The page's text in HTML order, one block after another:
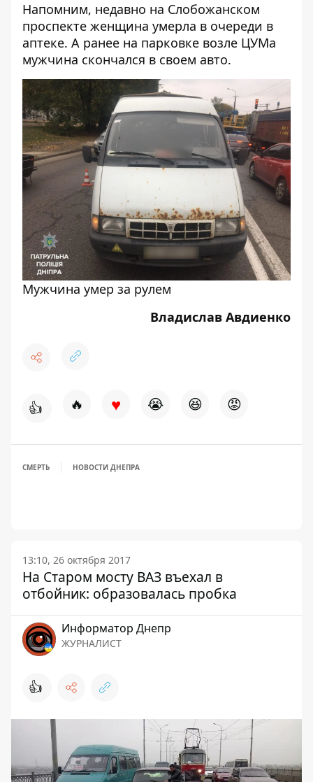
Напомним, недавно на Слобожанском
проспекте женщина умерла в очереди в
аптеке. А ранее на парковке возле ЦУМа
мужчина скончался в своем авто.
Мужчина умер за рулем
Владислав Авдиенко
👍 🔥 ♥ 😭 😆 😡
СМЕРТЬ НОВОСТИ ДНЕПРА
13:10, 26 октября 2017
На Старом мосту ВАЗ въехал в
отбойник: образовалась пробка
Информатор Днепр
ЖУРНАЛИСТ
👍